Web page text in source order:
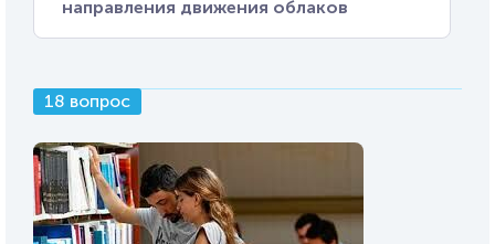
направления движения облаков
18 вопрос